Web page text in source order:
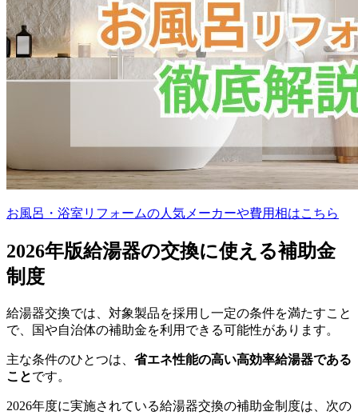
お風呂・浴室リフォームの人気メーカーや費用相はこちら
2026年版給湯器の交換に使える補助金
制度
給湯器交換では、対象製品を採用し一定の条件を満たすこと
で、国や自治体の補助金を利用できる可能性があります。
主な条件のひとつは、 省エネ性能の高い高効率給湯器である
ことです。
2026年度に実施されている給湯器交換の補助金制度は、次の